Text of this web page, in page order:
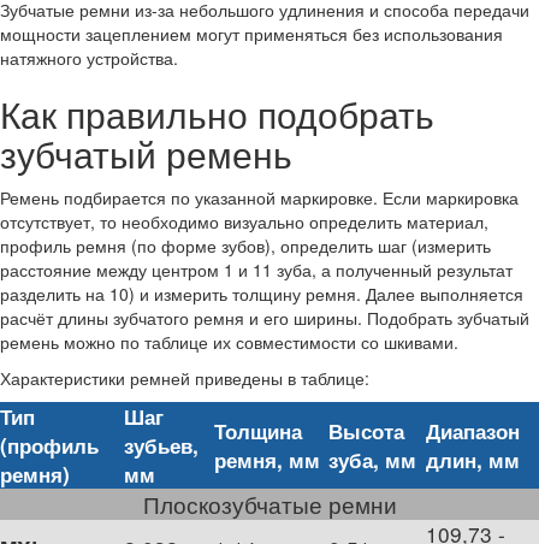
Зубчатые ремни из-за небольшого удлинения и способа передачи
мощности зацеплением могут применяться без использования
натяжного устройства.
Как правильно подобрать
зубчатый ремень
Ремень подбирается по указанной маркировке. Если маркировка
отсутствует, то необходимо визуально определить материал,
профиль ремня (по форме зубов), определить шаг (измерить
расстояние между центром 1 и 11 зуба, а полученный результат
разделить на 10) и измерить толщину ремня. Далее выполняется
расчёт длины зубчатого ремня и его ширины. Подобрать зубчатый
ремень можно по таблице их совместимости со шкивами.
Характеристики ремней приведены в таблице:
Тип
(профиль
ремня)
Шаг
зубьев,
мм
Толщина
ремня, мм
Высота
зуба, мм
Диапазон
длин, мм
Плоскозубчатые ремни
109,73 -